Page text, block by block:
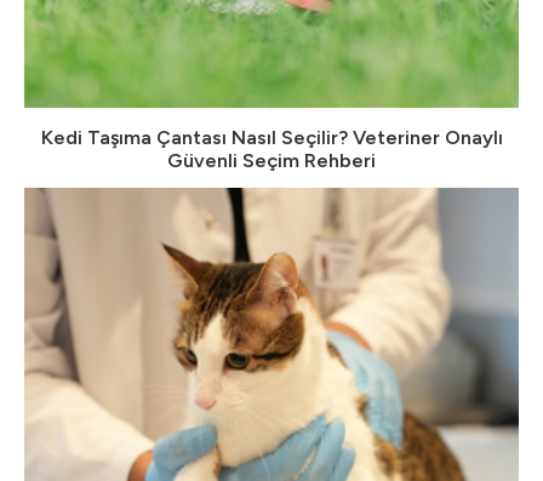
Kedi Taşıma Çantası Nasıl Seçilir? Veteriner Onaylı
Güvenli Seçim Rehberi